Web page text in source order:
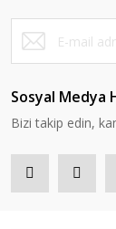
Sosyal Medya
Bizi takip edin,